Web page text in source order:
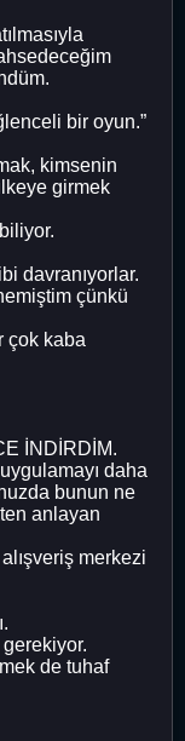
bir oyun.”
kimsenin
girmek
davranıyorlar.
çünkü
çok kaba
İNDİRDİM.
daha
bunun ne
anlayan
merkezi
de tuhaf